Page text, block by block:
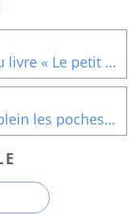
Extraits de livres lus Extraits du livre « Le petit livre de la vie réussie » D’Anselm Grün, Aider
Poèmes extraits de Des mots plein les poches" Défiler"